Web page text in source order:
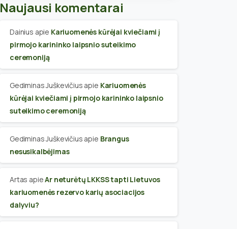
Naujausi komentarai
Dainius apie Kariuomenės kūrėjai kviečiami į
pirmojo karininko laipsnio suteikimo
ceremoniją
Gediminas Juškevičius apie Kariuomenės
kūrėjai kviečiami į pirmojo karininko laipsnio
suteikimo ceremoniją
Gediminas Juškevičius apie Brangus
nesusikalbėjimas
Artas apieAr neturėtų LKKSS tapti Lietuvos
kariuomenės rezervo karių asociacijos
dalyviu?